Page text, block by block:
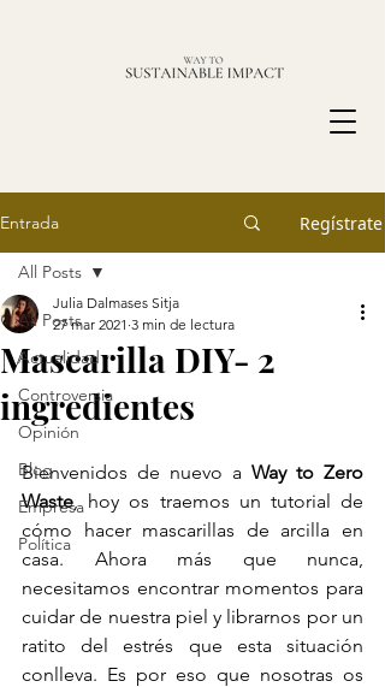
Entrada Regístrate
All Posts
Actualidad
Controversia
Opinión
Blog
Empresa
Política
All Posts
Mascarilla DIY- 2
ingredientes
Julia Dalmases Sitja
27 mar 2021 3 min de lectura
Bienvenidos de nuevo a Way to Zero
Waste, hoy os traemos un tutorial de
cómo hacer mascarillas de arcilla en
casa. Ahora más que nunca,
necesitamos encontrar momentos para
cuidar de nuestra piel y librarnos por un
ratito del estrés que esta situación
conlleva. Es por eso que nosotras os